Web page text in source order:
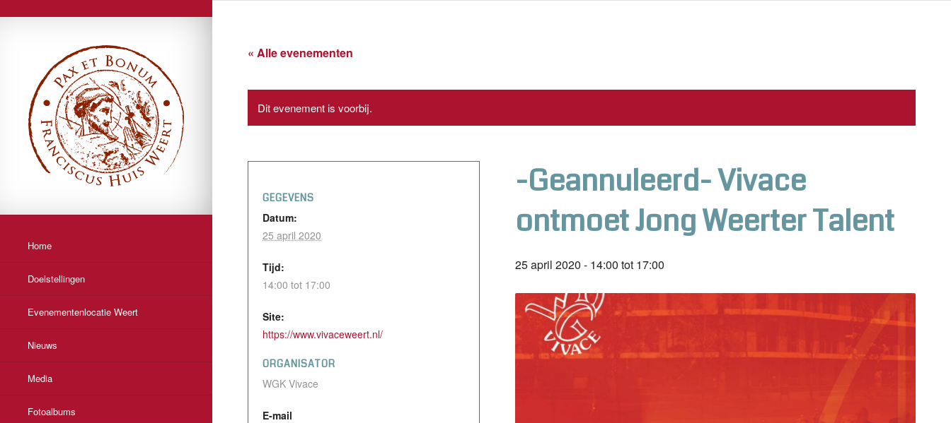
Home
Doelstellingen
Evenementenlocatie Weert
Nieuws
Media
Fotoalbums
« Alle evenementen
Dit evenement is voorbij.
-Geannuleerd- Vivace
ontmoet Jong Weerter Talent
25 april 2020 - 14:00 tot 17:00
GEGEVENS
Datum:
25 april 2020
Tijd:
14:00 tot 17:00
Site:
https://www.vivaceweert.nl/
ORGANISATOR
WGK Vivace
E-mail